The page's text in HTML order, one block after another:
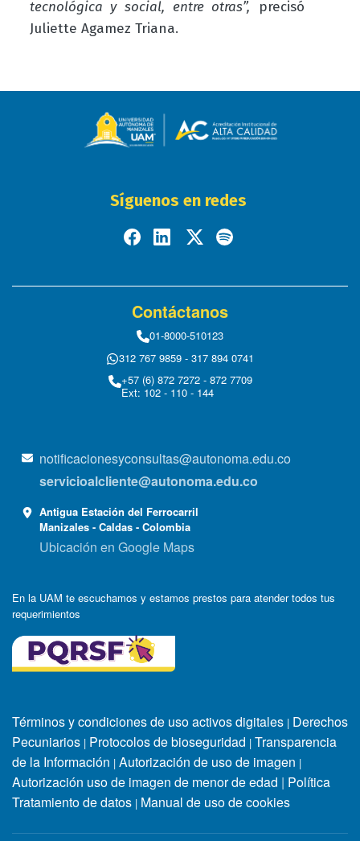
tecnológica y social, entre otras”, precisó
Juliette Agamez Triana.
Síguenos en redes
Contáctanos
01-8000-510123
312 767 9859 - 317 894 0741
+57 (6) 872 7272 - 872 7709
Ext: 102 - 110 - 144
notificacionesyconsultas@autonoma.edu.co
servicioalcliente@autonoma.edu.co
Antigua Estación del Ferrocarril
Manizales - Caldas - Colombia
Ubicación en Google Maps
En la UAM te escuchamos y estamos prestos para atender todos tus
requerimientos
Términos y condiciones de uso activos digitales | Derechos
Pecuniarios | Protocolos de bioseguridad | Transparencia
de la Información | Autorización de uso de imagen |
Autorización uso de imagen de menor de edad | Política
Tratamiento de datos | Manual de uso de cookies